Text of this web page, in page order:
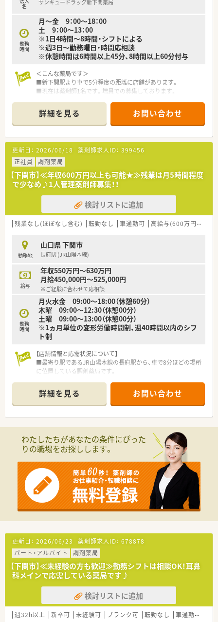
とで、お客様・患者様の「身近な存在」になることを目指していま
ございますので、全店舗で電子薬歴や監査レンジも導入済みで必
要に応じて一包化監査システムなど、積極的に機械化を進めてい
ます。
■店舗における一人薬剤師比率も業界でも非常に低い13％程
で、調剤補助スタッフ様も店舗にはいらっしゃいます。
訪問し医師に対して事前に患者さんの服薬状況を伝えることで、
一歩進んだ在宅医療を提供されています。在宅時には一人一台
ipadが支給されますので、今までの履歴や在宅記録も外出先で残
すことも可能となります。
■時短制度が小学校6年生になるまで使用できるサポート制度が
ございますので、産育休復帰率も非常に高く、ライフワークバラ
ンスも充実することが可能となります。
＜こんな方にもおすすめ＞
■プライベートもしっかり重視しながらメリハリをつけて働き
たい方
■薬剤師としてのスキルを磨きたい方
■新しいことにも積極的にチャレンジしたい方
名 サンキュードラッグ新下関薬局
勤務
時間
月～金 9：00～18：00
土 9：00～13：00
※1日4時間～8時間・シフトによる
※週3日～勤務曜日・時間応相談
※休憩時間は6時間以上45分、8時間以上60分付与
＜こんな薬局です＞
■新下関駅より車で5分程度の距離に店舗があります。
■現在は薬剤師1名です。増員での募集しております。
についてもご相談ください。ライフスタイルに合わせての働き
方が可能ですので子育て中の方にもおすすめの環境です。
＜業務内容＞
■近隣クリニックより脳神経外科をメインに処方応需していま
す。
■処方箋枚数は約40～50枚/日程度です。
＜研修制度＞
■年次ごとのステップアップカリキュラムの他、栄養学や漢方・
OTC、保険制度などテーマ別研修等の教育制度も充実していま
す。がん認定専門薬剤師取得サポートや地域薬学ケア専門薬剤
師のサポートもございまして、提携のクリニック様で症例を集め
る事も可能ですので、ご自身のスキルアップもできる環境があり
＜法人特徴＞
■福岡県北九州市を中心にドラッグストア・調剤薬局を運営され
ておりますチェーングループ様です。北九州・下関エリアにドミ
ナント出店し、北九州エリアではNo.1のシェア率を持っており
ます。
■かかりつけネットワークの充実を図るために、調剤・ドラッグ
だけではなく相談漢方も展開されています。
調剤・在宅だけでなく、未病の取り組みにも積極的に関わるこ
とで、お客様・患者様の「身近な存在」になることを目指していま
す。その為、調剤よりも投薬に時間を掛けてほしいという思いが
ございますので、全店舗で電子薬歴や監査レンジも導入済みで必
ます。
■店舗における一人薬剤師比率も業界でも非常に低い13％程
で、調剤補助スタッフ様も店舗にはいらっしゃいます。
■在宅では薬剤師様が往診に同行するだけではなく、往診前にも
訪問し医師に対して事前に患者さんの服薬状況を伝えることで、
一歩進んだ在宅医療を提供されています。在宅時には一人一台
ipadが支給されますので、今までの履歴や在宅記録も外出先で残
すことも可能となります。
ございますので、産育休復帰率も非常に高く、ライフワークバラ
ンスも充実することが可能となります。
＜こんな方にもおすすめ＞
■プライベートもしっかり重視しながらメリハリをつけて働き
たい方
■薬剤師としてのスキルを磨きたい方
■新しいことにも積極的にチャレンジしたい方
詳細を見る お問い合わせ
更新日： 2026/06/18 薬剤師求人ID： 399456
正社員
調剤薬局
【下関市】≪年収600万円以上も可能★≫残業は月5時間程度
で少なめ♪1人管理薬剤師募集！！
検討リストに追加
残業なし(ほぼなし含む) 転勤なし 車通勤可 高給与(600万円以上)
勤務地
山口県 下関市
長府駅 (JR山陽本線)
給与
年収550万円～630万円
月給450,000円～525,000円
※ご経験に合わせて応相談
勤務
時間
月火水金 09:00～18:00（休憩60分）
木曜 09:00～12:30（休憩00分）
土曜 09:00～13:00（休憩00分）
※1ヵ月単位の変形労働時間制、週40時間以内のシフ
ト制
【店舗情報と応需状況について】
■最寄り駅であるJR山陽本線の長府駅から、車で8分ほどの場所
に位置している調剤薬局です。
岐にわたるのが特徴です。
■1日の処方箋応需枚数は20枚から30枚程度で、落ち着いた環境
で業務に取り組めます。
■現任の管理薬剤師が独立開業により退職予定のため、後任とし
てご活躍いただける方を募集します。
■これまでに培われた管理薬剤師としてのご経験を、地域に根差
■チーム医療や地域貢献に高い意欲を持ち、自ら考えて行動でき
る薬剤師の方を歓迎しています。
【法人特徴について】
■兵庫県に本社を構え、全国に270店舗以上の調剤薬局を運営し
ている大手グループです。
■創業以来、無借金経営を継続しており、薬局事業を核に他業種
■固定概念に捉われず、変化する医療業界に対応しながら常に成
長を目指す姿勢を貫いています。
【求人情報について】
■管理薬剤師としての採用で、ご経験やスキルに応じて年俸550
万円から630万円を想定しています。
■複数店舗があるためフォロー体制がしっかりしており、1人薬
剤師と言っても、お休みやプライベートの時間もしっかりと確保
できる環境です。
■残業はほとんど発生しないため、仕事終わりの時間を有意義に
詳細を見る お問い合わせ
わたしたちがあなたの条件にぴった
りの職場をお探しします。
更新日： 2026/06/23 薬剤師求人ID： 678878
パート・アルバイト
調剤薬局
【下関市】≪未経験の方も歓迎≫勤務シフトは相談OK！耳鼻
科メインで応需している薬局です♪
検討リストに追加
週32h以上 新卒可 未経験可 ブランク可 転勤なし 車通勤可